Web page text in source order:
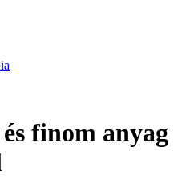
finom anyag